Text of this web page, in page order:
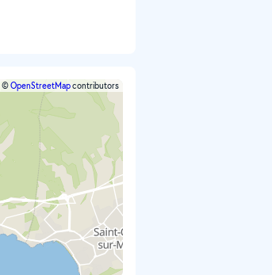
©OpenStreetMapcontributors